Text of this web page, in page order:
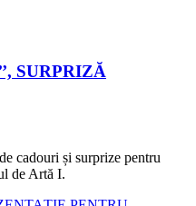
SURPRIZĂ
cadouri și surprize pentru
de Artă I.